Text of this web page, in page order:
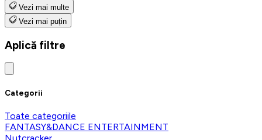
Vezi mai multe
Vezi mai puțin
Aplică filtre
Categorii
Toate categoriile
FANTASY&DANCE ENTERTAINMENT